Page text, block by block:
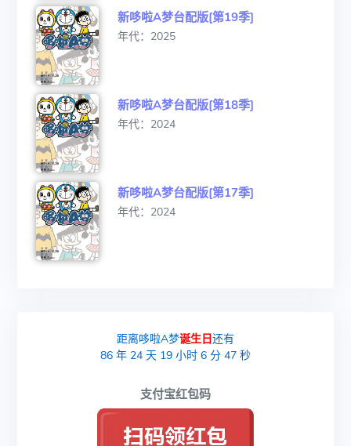
新哆啦A梦台配版[第19季]
年代：2025
新哆啦A梦台配版[第18季]
年代：2024
新哆啦A梦台配版[第17季]
年代：2024
距离哆啦A梦诞生日还有
86 年24 天19 小时6 分47 秒
支付宝红包码